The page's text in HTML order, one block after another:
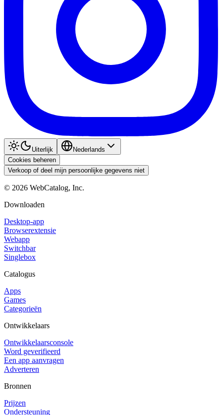
Uiterlijk
Nederlands
Cookies beheren
Verkoop of deel mijn persoonlijke gegevens niet
© 2026 WebCatalog, Inc.
Downloaden
Desktop-app
Browserextensie
Webapp
Switchbar
Singlebox
Catalogus
Apps
Games
Categorieën
Ontwikkelaars
Ontwikkelaarsconsole
Word geverifieerd
Een app aanvragen
Adverteren
Bronnen
Prijzen
Ondersteuning